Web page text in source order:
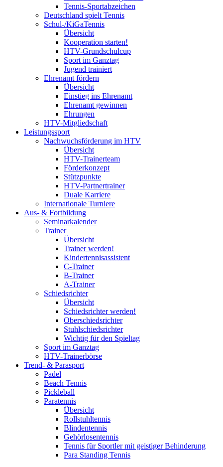
Tennis-Sportabzeichen
Deutschland spielt Tennis
Schul-/KiGaTennis
Übersicht
Kooperation starten!
HTV-Grundschulcup
Sport im Ganztag
Jugend trainiert
Ehrenamt fördern
Übersicht
Einstieg ins Ehrenamt
Ehrenamt gewinnen
Ehrungen
HTV-Mitgliedschaft
Leistungssport
Nachwuchsförderung im HTV
Übersicht
HTV-Trainerteam
Förderkonzept
Stützpunkte
HTV-Partnertrainer
Duale Karriere
Internationale Turniere
Aus- & Fortbildung
Seminarkalender
Trainer
Übersicht
Trainer werden!
Kindertennisassistent
C-Trainer
B-Trainer
A-Trainer
Schiedsrichter
Übersicht
Schiedsrichter werden!
Oberschiedsrichter
Stuhlschiedsrichter
Wichtig für den Spieltag
Sport im Ganztag
HTV-Trainerbörse
Trend- & Parasport
Padel
Beach Tennis
Pickleball
Paratennis
Übersicht
Rollstuhltennis
Blindentennis
Gehörlosentennis
Tennis für Sportler mit geistiger Behinderung
Para Standing Tennis